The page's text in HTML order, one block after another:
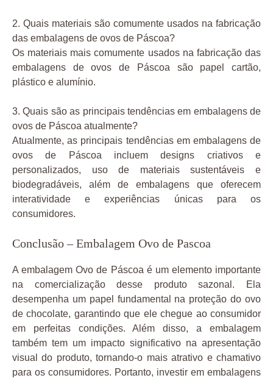
2. Quais materiais são comumente usados na fabricação
das embalagens de ovos de Páscoa?
Os materiais mais comumente usados na fabricação das
embalagens de ovos de Páscoa são papel cartão,
plástico e alumínio.
3. Quais são as principais tendências em embalagens de
ovos de Páscoa atualmente?
Atualmente, as principais tendências em embalagens de
ovos de Páscoa incluem designs criativos e
personalizados, uso de materiais sustentáveis e
biodegradáveis, além de embalagens que oferecem
interatividade e experiências únicas para os
consumidores.
Conclusão – Embalagem Ovo de Pascoa
A embalagem Ovo de Páscoa é um elemento importante
na comercialização desse produto sazonal. Ela
desempenha um papel fundamental na proteção do ovo
de chocolate, garantindo que ele chegue ao consumidor
em perfeitas condições. Além disso, a embalagem
também tem um impacto significativo na apresentação
visual do produto, tornando-o mais atrativo e chamativo
para os consumidores. Portanto, investir em embalagens